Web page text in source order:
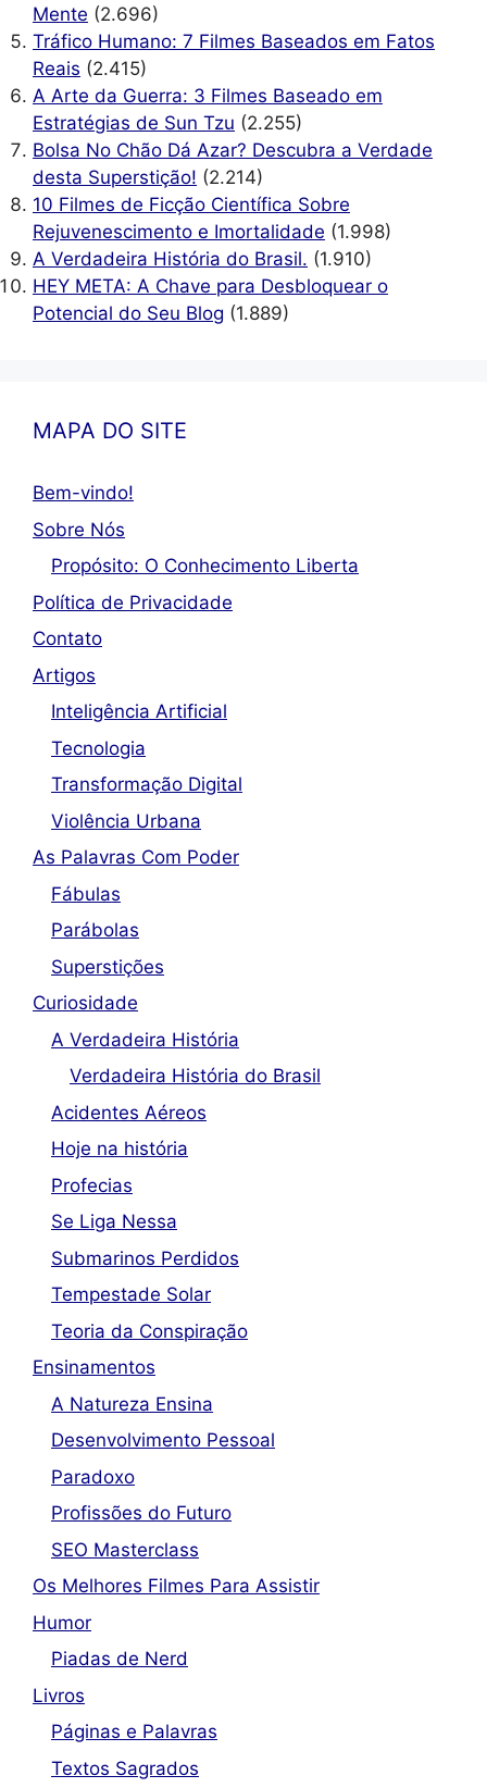
Mente (2.696)
Tráfico Humano: 7 Filmes Baseados em Fatos
Reais (2.415)
A Arte da Guerra: 3 Filmes Baseado em
Estratégias de Sun Tzu (2.255)
Bolsa No Chão Dá Azar? Descubra a Verdade
desta Superstição! (2.214)
10 Filmes de Ficção Científica Sobre
Rejuvenescimento e Imortalidade (1.998)
A Verdadeira História do Brasil. (1.910)
HEY META: A Chave para Desbloquear o
Potencial do Seu Blog (1.889)
MAPA DO SITE
Bem-vindo!
Sobre Nós
Propósito: O Conhecimento Liberta
Política de Privacidade
Contato
Artigos
Inteligência Artificial
Tecnologia
Transformação Digital
Violência Urbana
As Palavras Com Poder
Fábulas
Parábolas
Superstições
Curiosidade
A Verdadeira História
Verdadeira História do Brasil
Acidentes Aéreos
Hoje na história
Profecias
Se Liga Nessa
Submarinos Perdidos
Tempestade Solar
Teoria da Conspiração
Ensinamentos
A Natureza Ensina
Desenvolvimento Pessoal
Paradoxo
Profissões do Futuro
SEO Masterclass
Os Melhores Filmes Para Assistir
Humor
Piadas de Nerd
Livros
Páginas e Palavras
Textos Sagrados